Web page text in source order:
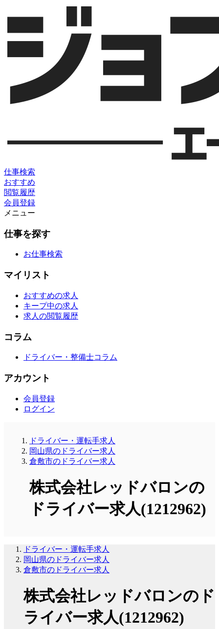
仕事検索
おすすめ
閲覧履歴
会員登録
メニュー
仕事を探す
お仕事検索
マイリスト
おすすめの求人
キープ中の求人
求人の閲覧履歴
コラム
ドライバー・整備士コラム
アカウント
会員登録
ログイン
ドライバー・運転手求人
岡山県のドライバー求人
倉敷市のドライバー求人
株式会社レッドバロンの
ドライバー求人(1212962)
ドライバー・運転手求人
岡山県のドライバー求人
倉敷市のドライバー求人
株式会社レッドバロンのド
ライバー求人(1212962)